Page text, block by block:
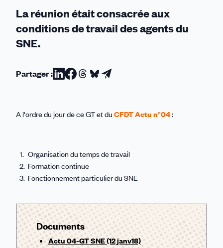
La réunion était consacrée aux
conditions de travail des agents du
SNE.
Partager :Partager
Linkedin
Partager
Facebook
Partager
Threads
Partager
Bluesky
Partager
email
A l'ordre du jour de ce GT et du CFDT Actu n°04:
Organisation du temps de travail
Formation continue
Fonctionnement particulier du SNE
Documents
Actu 04-GT SNE (12 janv18)